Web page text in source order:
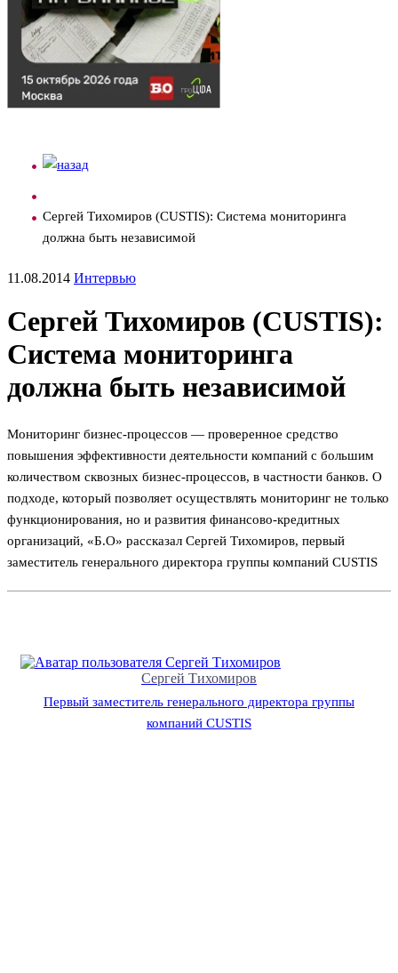
Сергей Тихомиров (CUSTIS): Система мониторинга
должна быть независимой
11.08.2014 Интервью
Сергей Тихомиров (CUSTIS):
Система мониторинга
должна быть независимой
Мониторинг бизнес-процессов — проверенное средство
повышения эффективности деятельности компаний с большим
количеством сквозных бизнес-процессов, в частности банков. О
подходе, который позволяет осуществлять мониторинг не только
функционирования, но и развития финансово-кредитных
организаций, «Б.О» рассказал Сергей Тихомиров, первый
заместитель генерального директора группы компаний CUSTIS
Сергей Тихомиров
Первый заместитель генерального директора группы
компаний CUSTIS